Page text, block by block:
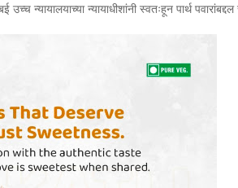
न्यायालयाच्या न्यायाधीशांनी स्वतःहून पार्थ